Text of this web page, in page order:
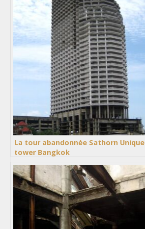
La tour abandonnée Sathorn Unique
tower Bangkok